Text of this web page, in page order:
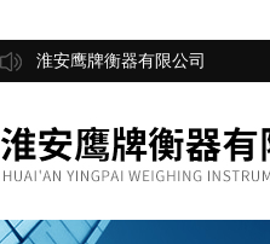
淮安鹰牌衡器有限公司